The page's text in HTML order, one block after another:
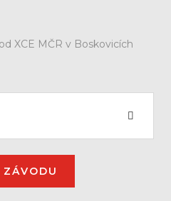
XCE MČR v Boskovicích